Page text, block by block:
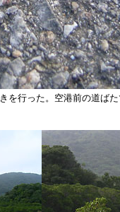
を行った。空港前の道ば